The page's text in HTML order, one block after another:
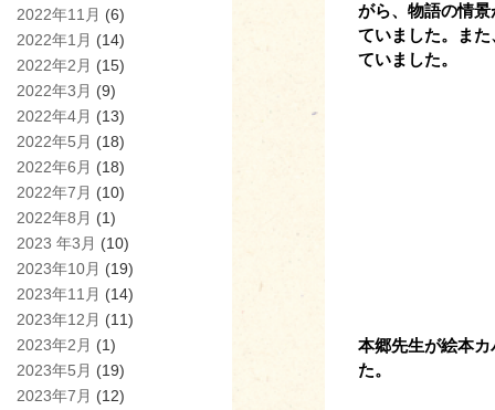
2022年11月 (6)
2022年1月 (14)
2022年2月 (15)
2022年3月 (9)
2022年4月 (13)
2022年5月 (18)
2022年6月 (18)
2022年7月 (10)
2022年8月 (1)
2023 年3月 (10)
2023年10月 (19)
2023年11月 (14)
2023年12月 (11)
2023年2月 (1)
2023年5月 (19)
2023年7月 (12)
がら、物語の情
ていました。ま
ていました。
本郷先生が絵本
た。